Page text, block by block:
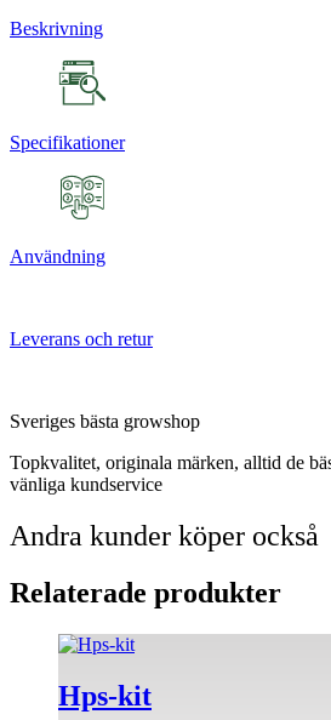
Beskrivning
Specifikationer
Användning
Leverans och retur
Sveriges bästa growshop
Topkvalitet, originala märken, alltid de
vänliga kundservice
Andra kunder köper också
Relaterade produkter
Hps-kit
Den
produkten
har